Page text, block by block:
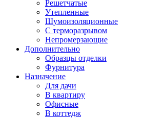
Решетчатые
Утепленные
Шумоизоляционные
С терморазрывом
Непромерзающие
Дополнительно
Образцы отделки
Фурнитура
Назначение
Для дачи
В квартиру
Офисные
В коттедж